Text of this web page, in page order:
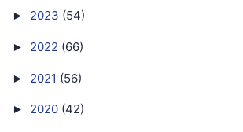
► 2023 (54)
► 2022 (66)
► 2021 (56)
► 2020 (42)